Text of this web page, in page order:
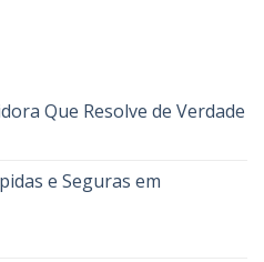
Que Resolve de Verdade
e Seguras em